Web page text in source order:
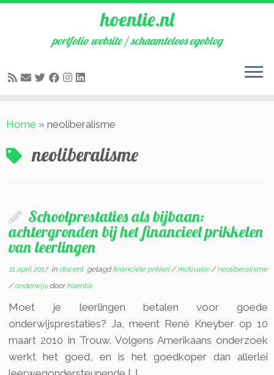
naar
hoentie.nl
portfolio website / schaamteloos egoblog
Home » neoliberalisme
neoliberalisme
Schoolprestaties als bijbaan:
achtergronden bij het financieel prikkelen
van leerlingen
11 april 2017in docent getagdfinanciële prikkel/motivatie/neoliberalisme
/onderwijs doorhoentie
Moet je leerlingen betalen voor goede
onderwijsprestaties? Ja, meent René Kneyber op 10
maart 2010 in Trouw. Volgens Amerikaans onderzoek
werkt het goed, en is het goedkoper dan allerlei